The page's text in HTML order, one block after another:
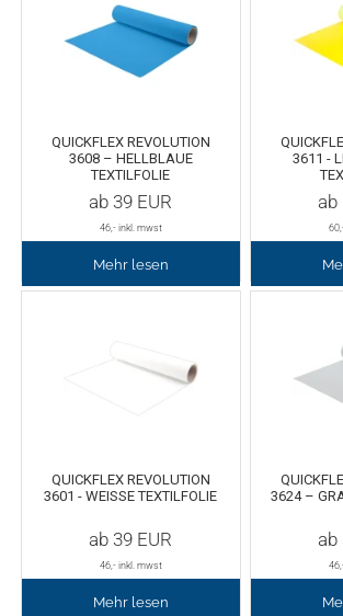
TPU
Materialien für die Stickerei
Materialien für Laser
Verschiedenes 3D Drucker Zubehör
QUICKFLEX REVOLUTION
3608 – HELLBLAUE
TEXTILFOLIE
ab 39 EUR
46,- inkl. mwst
Mehr lesen
3611 -
ab
60
QUICKFLEX REVOLUTION
3601 - WEISSE TEXTILFOLIE
ab 39 EUR
46,- inkl. mwst
Mehr lesen
3624 –
ab
46